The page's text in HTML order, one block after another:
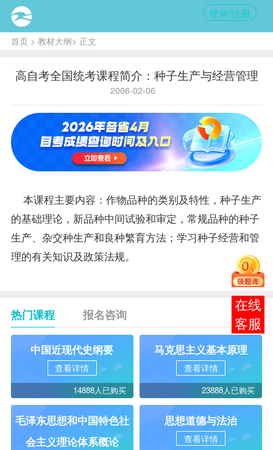
登录/注册
首页> 教材大纲> 正文
高自考全国统考课程简介：种子生产与经营管理
2006-02-06
本课程主要内容：作物品种的类别及特性，种子生产
的基础理论，新品种中间试验和审定，常规品种的种子
生产、杂交种生产和良种繁育方法；学习种子经营和管
理的有关知识及政策法规。
热门课程 报名咨询
中国近现代史纲要
查看详情
14888人已购买
马克思主义基本原理
查看详情
23888人已购买
毛泽东思想和中国特色社
会主义理论体系概论
思想道德与法治
查看详情
在线
客服